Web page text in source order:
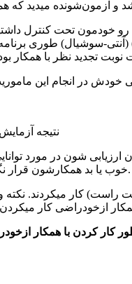
خودمون تحت کنترل
سوشیال) طوری
خودش در انجام این
نتیجه آزمایش
شون در مورد
خوب یا بد همکارشون قرار نگرفت و عادلانه قضاوت کرده بودند.
کار میکردند. نکته
کار کردن با همکار